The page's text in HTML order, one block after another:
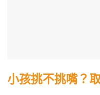
小孩挑不挑嘴？